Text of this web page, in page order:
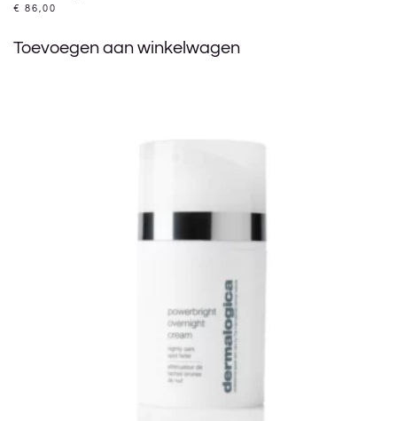
€ 86,00
Toevoegen aan winkelwagen